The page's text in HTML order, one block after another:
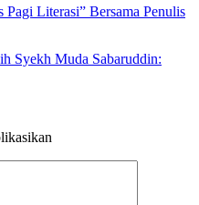
Literasi” Bersama Penulis
Syekh Muda Sabaruddin: